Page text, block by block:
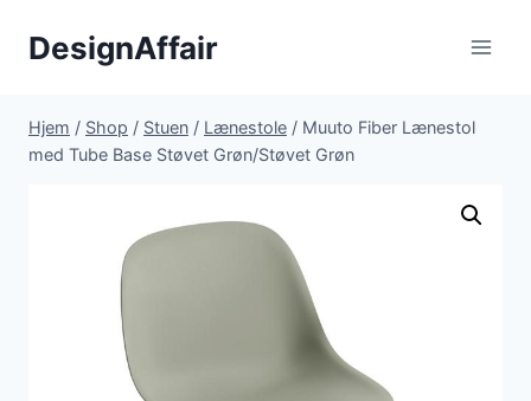
DesignAffair
Hjem / Shop / Stuen / Lænestole / Muuto Fiber Lænestol
med Tube Base Støvet Grøn/Støvet Grøn